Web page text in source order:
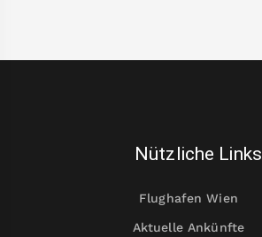
Nützliche Links
Flughafen Wien
Aktuelle Ankünfte